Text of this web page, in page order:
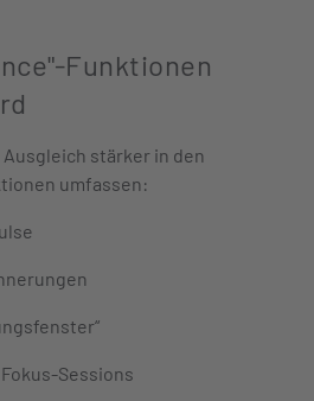
Funktionen
stärker in den
umfassen:
Sessions